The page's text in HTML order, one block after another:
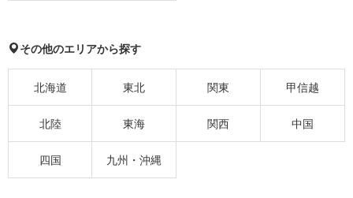
その他のエリアから探す
北海道 東北 関東 甲信越
北陸 東海 関西 中国
四国 九州・沖縄